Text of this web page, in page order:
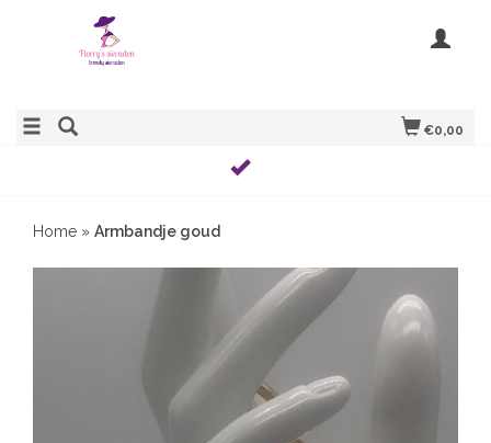
€0,00
Home » Armbandje goud